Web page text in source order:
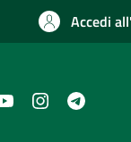
Accedi